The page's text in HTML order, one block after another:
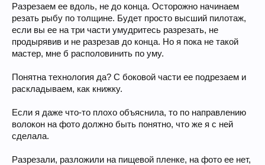
Разрезаем ее вдоль, не до конца. Осторожно начинаем
резать рыбу по толщине. Будет просто высший пилотаж,
если вы ее на три части умудритесь разрезать, не
продырявив и не разрезав до конца. Но я пока не такой
мастер, мне б располовинить по уму.
Понятна технология да? С боковой части ее подрезаем и
раскладываем, как книжку.
Если я даже что-то плохо объяснила, то по направлению
волокон на фото должно быть понятно, что же я с ней
сделала.
Разрезали, разложили на пищевой пленке, на фото ее нет,